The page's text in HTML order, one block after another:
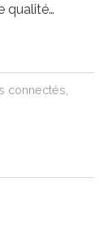
qualité…
connectés